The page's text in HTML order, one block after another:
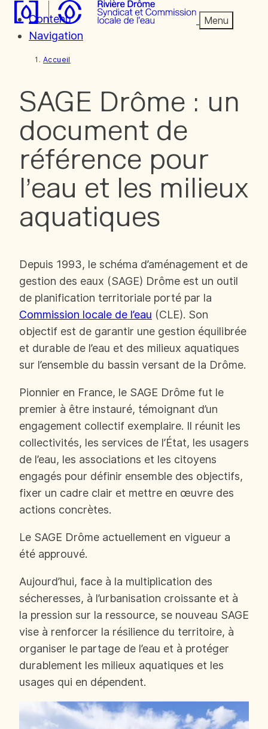
Contenu
Navigation
Menu
Accueil
SAGE Drôme : un
document de
référence pour
l’eau et les milieux
aquatiques
Depuis 1993, le schéma d’aménagement et de
gestion des eaux (SAGE) Drôme est un outil
de planification territoriale porté par la
Commission locale de l’eau (CLE). Son
objectif est de garantir une gestion équilibrée
et durable de l’eau et des milieux aquatiques
sur l’ensemble du bassin versant de la Drôme.
Pionnier en France, le SAGE Drôme fut le
premier à être instauré, témoignant d’un
engagement collectif exemplaire. Il réunit les
collectivités, les services de l’État, les usagers
de l’eau, les associations et les citoyens
engagés pour définir ensemble des objectifs,
fixer un cadre clair et mettre en œuvre des
actions concrètes.
Le SAGE Drôme actuellement en vigueur a
été approuvé.
Aujourd’hui, face à la multiplication des
sécheresses, à l’urbanisation croissante et à
la pression sur la ressource, se nouveau SAGE
vise à renforcer la résilience du territoire, à
organiser le partage de l’eau et à protéger
durablement les milieux aquatiques et les
usages qui en dépendent.